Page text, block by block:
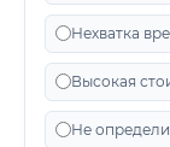
Нехватка
Высокая
Не